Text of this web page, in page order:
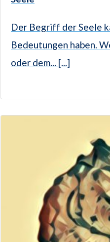
Der Begriff der Seele
Bedeutungen haben.
oder dem... [...]